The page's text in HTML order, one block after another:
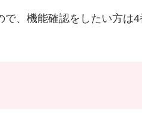
、機能確認をしたい方は